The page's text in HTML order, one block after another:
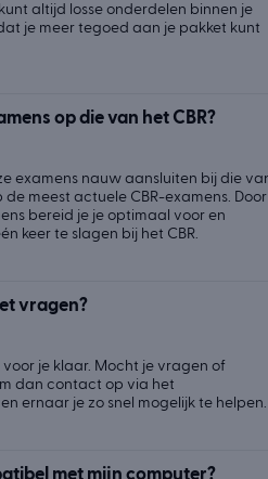
altijd losse onderdelen binnen je
je meer tegoed aan je pakket kunt
op die van het CBR?
examens nauw aansluiten bij die
de meest actuele CBR-examens. Door
bereid je je optimaal voor en
keer te slagen bij het CBR.
vragen?
je klaar. Mocht je vragen of
dan contact op via het
ernaar je zo snel mogelijk te helpen.
met mijn computer?